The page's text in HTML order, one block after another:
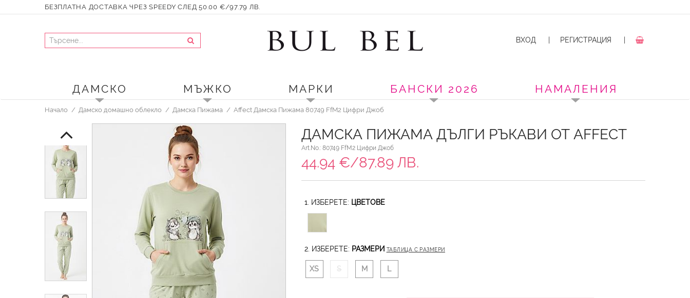
БЕЗПЛАТНА ДОСТАВКА ЧРЕЗ SPEEDY СЛЕД 50.00 €/97.79 ЛВ.
ВХОД РЕГИСТРАЦИЯ
ДАМСКО МЪЖКО МАРКИ БАНСКИ 2026 НАМАЛЕНИЯ
Начало Дамско домашно облекло Дамска Пижама Affect Дамска Пижама 80749 FfM2 Цифри Джоб
ДАМСКА ПИЖАМА ДЪЛГИ РЪКАВИ ОТ AFFECT
Art.No.: 80749 FfM2 Цифри Джоб
44.94 €/87.89 ЛВ.
1. ИЗБЕРЕТЕ: ЦВЕТОВЕ
2. ИЗБЕРЕТЕ: РАЗМЕРИ ТАБЛИЦА С РАЗМЕРИ
XS S M L